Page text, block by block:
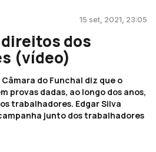
15 set, 2021, 23:05
dos
(vídeo)
do Funchal diz que o
provas dadas, ao longo dos anos,
trabalhadores. Edgar Silva
junto dos trabalhadores